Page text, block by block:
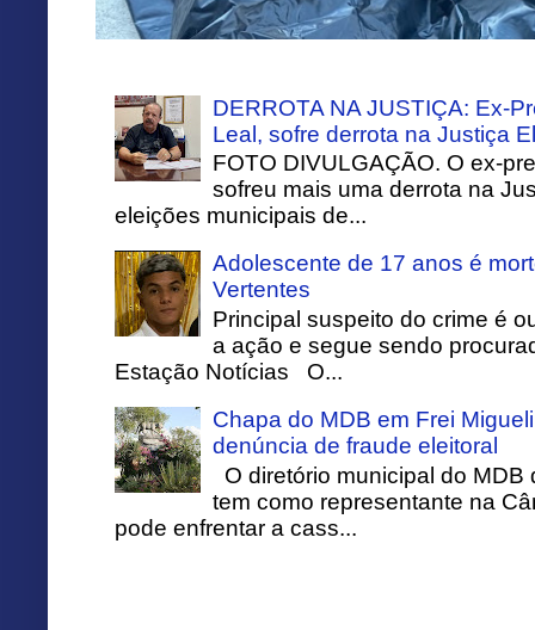
DERROTA NA JUSTIÇA: Ex-
Leal, sofre derrota na Justiça
FOTO DIVULGAÇÃO. O ex-
sofreu mais uma derrota na
eleições municipais de...
Adolescente de 17 anos é
Vertentes
Principal suspeito do crime é
a ação e segue sendo
Estação Notícias O...
Chapa do MDB em Frei
denúncia de fraude eleitoral
O diretório municipal do
tem como representante na
pode enfrentar a cass...